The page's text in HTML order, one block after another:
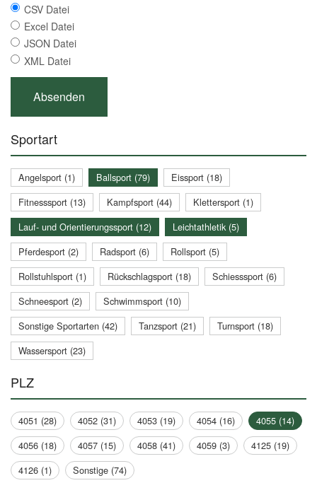
CSV Datei
Excel Datei
JSON Datei
XML Datei
Sportart
Angelsport (1) Ballsport (79)
Eissport (18)
Fitnesssport (13)
Kampfsport (44)
Klettersport (1)
Lauf- und Orientierungssport (12)
Leichtathletik (5)
Pferdesport (2)
Radsport (6)
Rollsport (5)
Rollstuhlsport (1)
Rückschlagsport (18)
Schiesssport (6)
Schneesport (2)
Schwimmsport (10)
Sonstige Sportarten (42)
Tanzsport (21)
Turnsport (18)
Wassersport (23)
PLZ
4051 (28) 4052 (31) 4053 (19) 4054 (16)
4055 (14)
4056 (18)
4057 (15) 4058 (41) 4059 (3)
4125 (19)
4126 (1)
Sonstige (74)